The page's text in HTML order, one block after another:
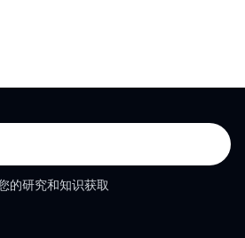
的研究和知识获取